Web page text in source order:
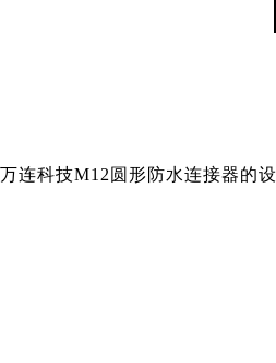
万连科技M12圆形防水连接器的